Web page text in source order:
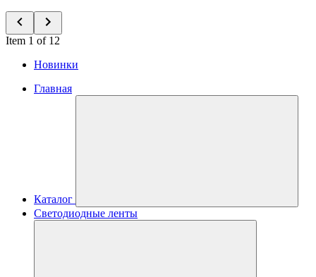
Item 1 of 12
Новинки
Главная
Каталог
Светодиодные ленты